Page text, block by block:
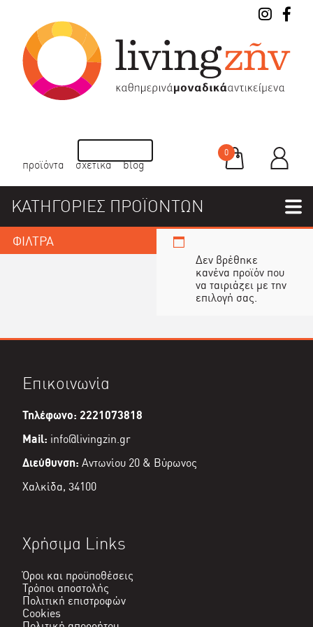
προϊόντα σχετικά blog
0
ΚΑΤΗΓΟΡΙΕΣ ΠΡΟΪΟΝΤΩΝ
ΦΙΛΤΡΑ
Δεν βρέθηκε
κανένα προϊόν που
να ταιριάζει με την
επιλογή σας.
Επικοινωνία
Τηλέφωνο: 2221073818
Mail: info@livingzin.gr
Διεύθυνση: Αντωνίου 20 & Βύρωνος
Χαλκίδα, 34100
Χρήσιμα Links
Όροι και προϋποθέσεις
Τρόποι αποστολής
Πολιτική επιστροφών
Cookies